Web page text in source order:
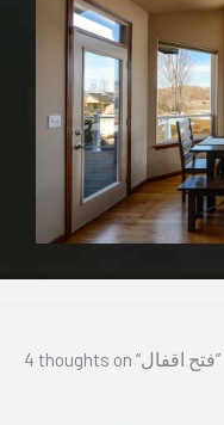
4 thoughts on “فتح اقفال”